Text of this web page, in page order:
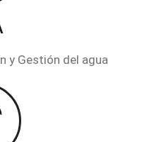
y Gestión del agua